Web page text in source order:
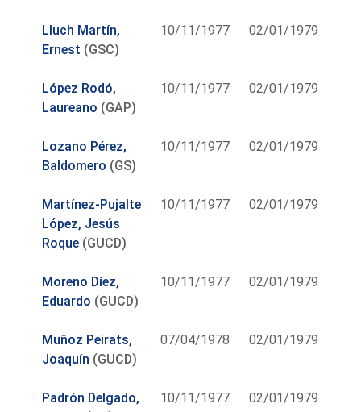
Lluch Martín,
Ernest (GSC)
10/11/1977 02/01/1979
López Rodó,
Laureano (GAP)
10/11/1977 02/01/1979
Lozano Pérez,
Baldomero (GS)
10/11/1977 02/01/1979
Martínez-Pujalte
López, Jesús
Roque (GUCD)
10/11/1977 02/01/1979
Moreno Díez,
Eduardo (GUCD)
10/11/1977 02/01/1979
Muñoz Peirats,
Joaquín (GUCD)
07/04/1978 02/01/1979
Padrón Delgado,
10/11/1977 02/01/1979